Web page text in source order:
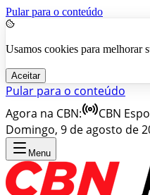
Pular para o conteúdo
Usamos cookies para melhorar
Aceitar
Pular para o conteúdo
Agora na CBN:
CBN
Domingo, 9 de agosto de
Menu